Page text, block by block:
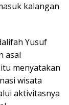
kalangan
Yusuf
asal
menyatakan
wisata
aktivitasnya